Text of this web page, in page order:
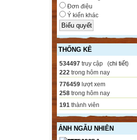
Đơn điệu
Ý kiến khác
THỐNG KÊ
534497 truy cập (chi tiết)
222 trong hôm nay
776459 lượt xem
258 trong hôm nay
191 thành viên
ẢNH NGẪU NHIÊN